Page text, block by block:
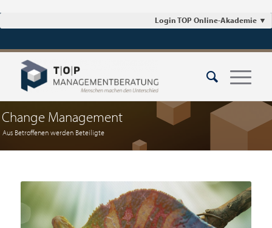
Login TOP Online-Akademie ▼
Aus Betroffenen werden Beteiligte
Change Management